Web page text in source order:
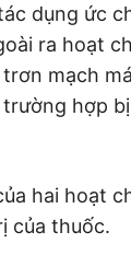
dụng ức
ra hoạt
mạch
hợp
hai hoạt
của thuốc.